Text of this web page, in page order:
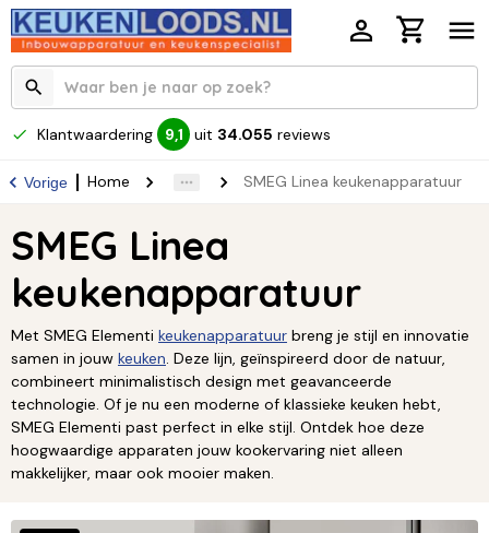
Klantwaardering 9,1 uit 34.055 reviews
Vorige Home SMEG Linea keukenapparatuur
SMEG Linea
keukenapparatuur
Met SMEG Elementi keukenapparatuur breng je stijl en innovatie
samen in jouw keuken. Deze lijn, geïnspireerd door de natuur,
combineert minimalistisch design met geavanceerde
technologie. Of je nu een moderne of klassieke keuken hebt,
SMEG Elementi past perfect in elke stijl. Ontdek hoe deze
hoogwaardige apparaten jouw kookervaring niet alleen
makkelijker, maar ook mooier maken.